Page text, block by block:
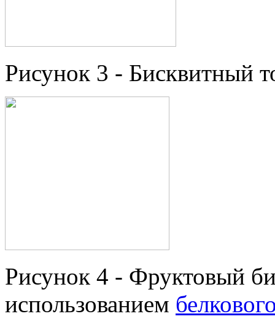
Рисунок 3 - Бисквитный
Рисунок 4 - Фруктовый
использованием